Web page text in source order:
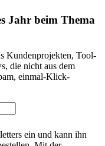
Jahr beim Thema
Kundenprojekten, Tool-
die nicht aus dem
einmal-Klick-
ein und kann ihn